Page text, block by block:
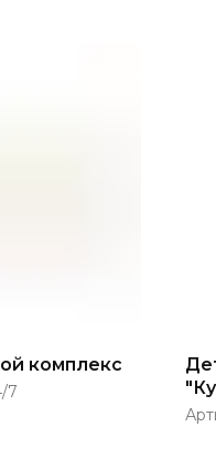
комплекс
7